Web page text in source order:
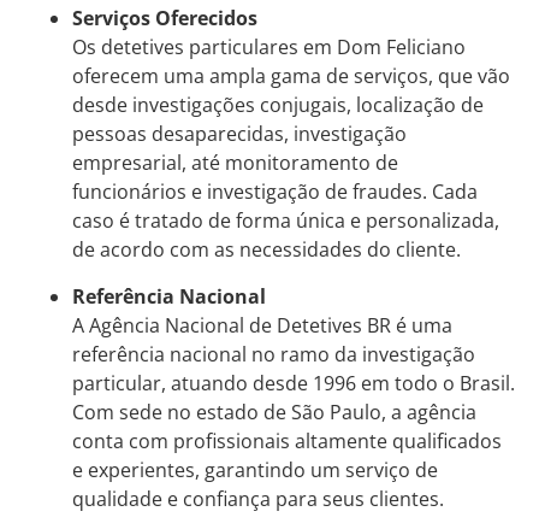
Serviços Oferecidos
Os detetives particulares em Dom Feliciano
oferecem uma ampla gama de serviços, que vão
desde investigações conjugais, localização de
pessoas desaparecidas, investigação
empresarial, até monitoramento de
funcionários e investigação de fraudes. Cada
caso é tratado de forma única e personalizada,
de acordo com as necessidades do cliente.
Referência Nacional
A Agência Nacional de Detetives BR é uma
referência nacional no ramo da investigação
particular, atuando desde 1996 em todo o Brasil.
Com sede no estado de São Paulo, a agência
conta com profissionais altamente qualificados
e experientes, garantindo um serviço de
qualidade e confiança para seus clientes.